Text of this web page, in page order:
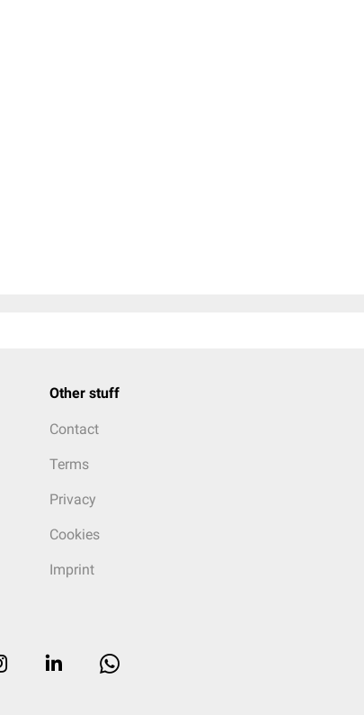
Other stuff
Contact
Terms
Privacy
Cookies
Imprint